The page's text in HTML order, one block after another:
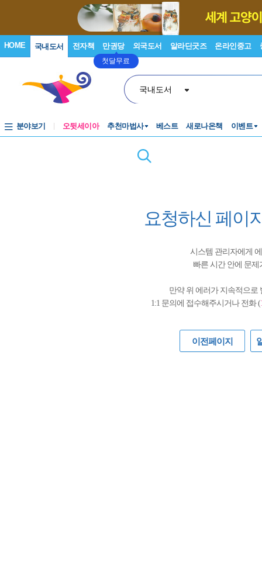
HOME 국내도서 전자책 만권당
첫달무료
외국도서 알라딘굿즈 온라인중고
국내도서
분야보기 오뒷세이아 추천마법사 베스트 새로나온책 이벤트
요청하신 페이
시스템 관리자에게
빠른 시간 안에 문
만약 위 에러가 지속적으로
1:1 문의에 접수해주시거나 전화 (
이전페이지